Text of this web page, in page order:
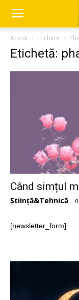
Acasă Etichete
Etichetă:
Când simțul
Știință&Tehnică -
[newsletter_form]